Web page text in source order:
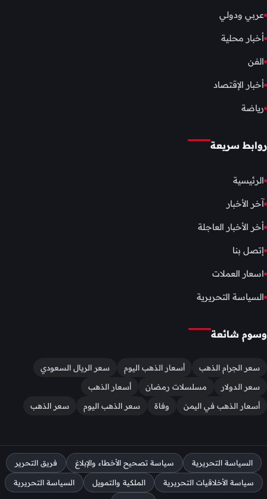
عربي ودولي
أخبار محلية
الفن
أخبار الإقتصاد
رياضة
روابط سريعة
الرئيسية
آخر الأخبار
أخر الأخبار العاجلة
إتصل بنا
اسعار العملات
السياسة التحريرية
وسوم شائعة
سعر الجرام الذهب أسعار الذهب اليوم
سعر الريال السعودي
سعر الدولار
مسلسلات رمضان
أسعار الذهب
أسعار الذهب في اليمن
وفاة سعر الذهب اليوم سعر الذهب
السياسة التحريرية سياسة تصحيح الأخطاء والإبلاغ فريق التحرير
سياسة الأخلاقيات التحريرية الملكية والتمويل السياسة التحريرية